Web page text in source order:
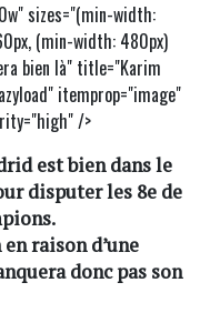
sizes="(min-width:
(min-width: 480px)
bien là" title="Karim
itemprop="image"
/>
est bien dans le
disputer les 8e de
raison d’une
donc pas son